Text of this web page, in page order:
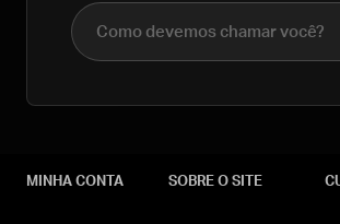
Nome completo
MINHA CONTA SOBRE O SITE